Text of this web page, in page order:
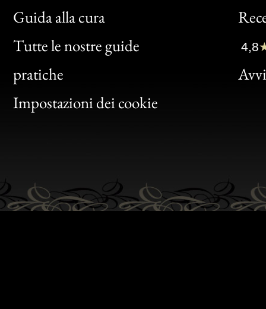
Guida alla cura
Tutte le nostre guide
pratiche
Impostazioni dei cookie
Bon
Clic
Bon
4,8